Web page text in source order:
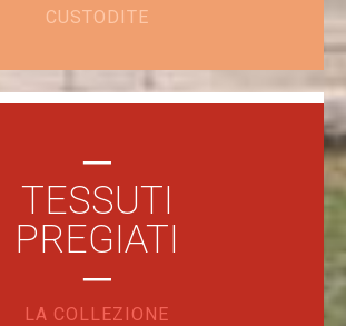
CUSTODITE
nel 1959 e completamente
nel 1986-1987, ha sede nell’ala che
il Palazzetto del Duca di Tursi e
─
TESSUTI
PREGIATI
─
LA COLLEZIONE